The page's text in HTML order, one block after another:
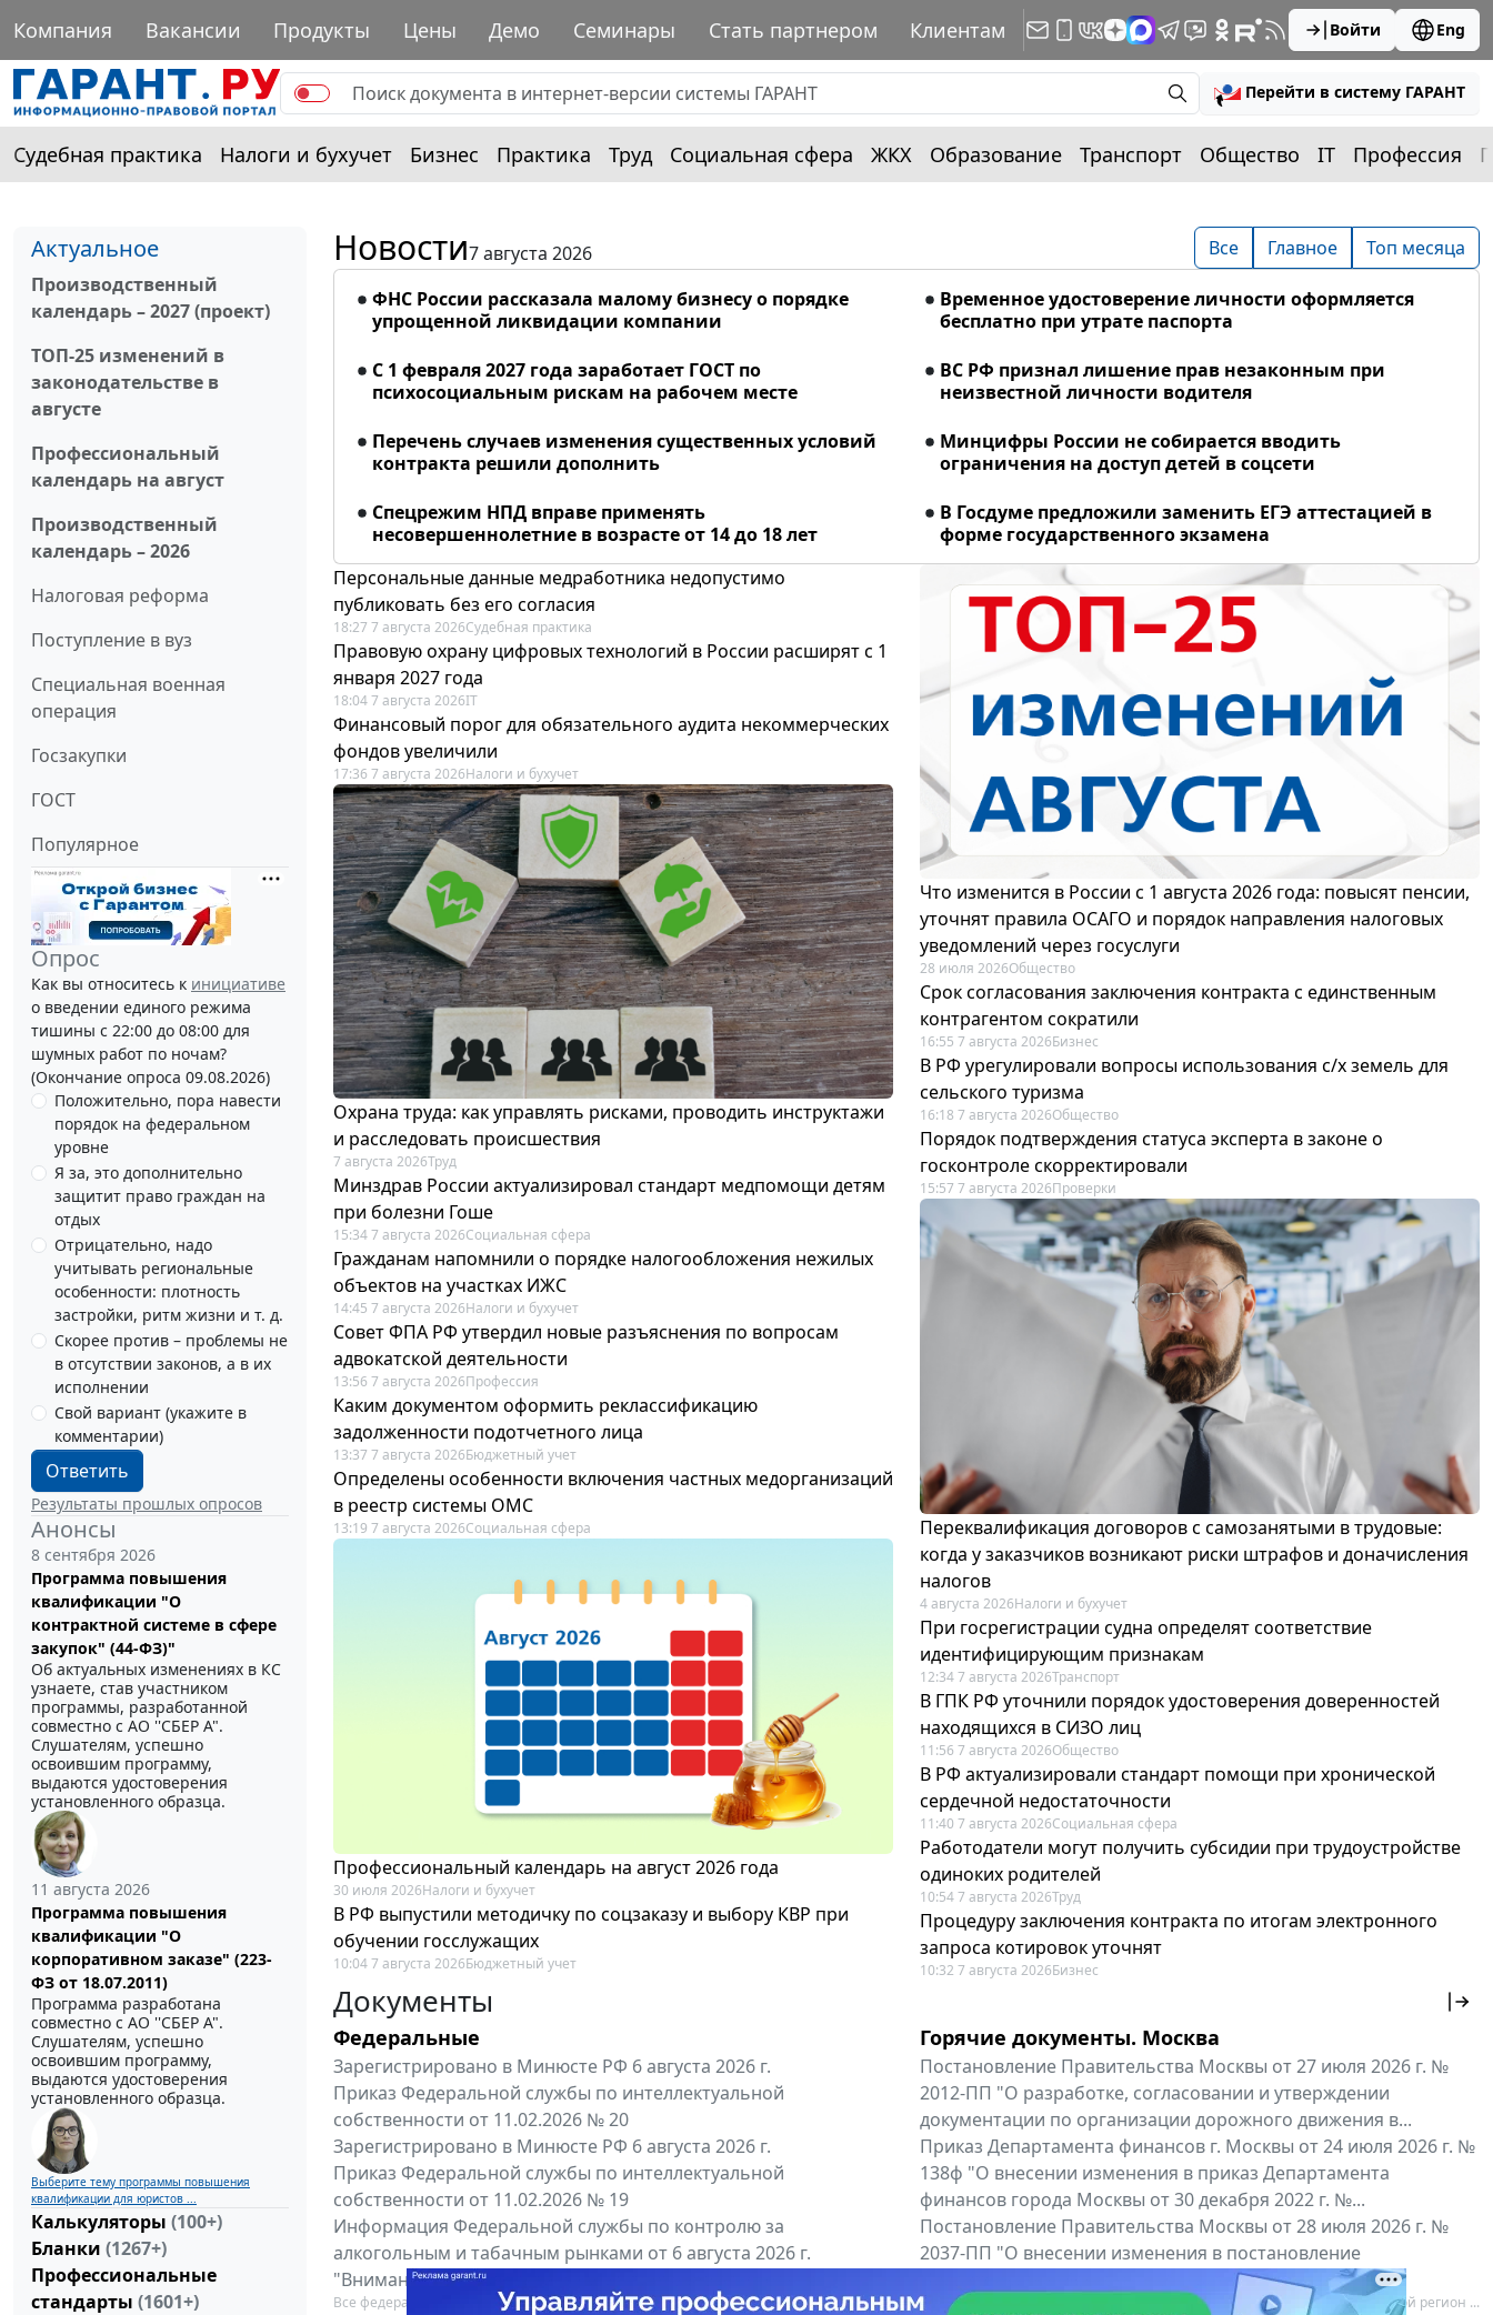
Компания Вакансии Продукты Цены Демо Семинары Стать партнером Клиентам Войти Eng
Перейти в систему ГАРАНТ
Судебная практика Налоги и бухучет Бизнес Практика Труд Социальная сфера ЖКХ Образование Транспорт Общество IT Профессия
Актуальное
Производственный
календарь – 2027 (проект)
ТОП-25 изменений в
законодательстве в
августе
Профессиональный
календарь на август
Производственный
календарь – 2026
Налоговая реформа
Поступление в вуз
Специальная военная
операция
Госзакупки
ГОСТ
Популярное
Опрос
Как вы относитесь к инициативе
о введении единого режима
тишины с 22:00 до 08:00 для
шумных работ по ночам?
(Окончание опроса 09.08.2026)
Положительно, пора навести
порядок на федеральном
уровне
Я за, это дополнительно
защитит право граждан на
отдых
Отрицательно, надо
учитывать региональные
особенности: плотность
застройки, ритм жизни и т. д.
Скорее против – проблемы не
в отсутствии законов, а в их
исполнении
Свой вариант (укажите в
комментарии)
Ответить
Результаты прошлых опросов
Анонсы
8 сентября 2026
Программа повышения
квалификации "О
контрактной системе в сфере
закупок" (44-ФЗ)"
Об актуальных изменениях в КС
узнаете, став участником
программы, разработанной
совместно с АО ''СБЕР А".
Слушателям, успешно
освоившим программу,
выдаются удостоверения
установленного образца.
11 августа 2026
Программа повышения
квалификации "О
корпоративном заказе" (223-
ФЗ от 18.07.2011)
Программа разработана
совместно с АО ''СБЕР А".
Слушателям, успешно
освоившим программу,
выдаются удостоверения
установленного образца.
Выберите тему программы повышения
квалификации для юристов ...
Калькуляторы (100+)
Бланки (1267+)
Профессиональные
стандарты (1601+)
Новости7 августа 2026 Все Главное Топ месяца
ФНС России рассказала малому бизнесу о порядке
упрощенной ликвидации компании
Временное удостоверение личности оформляется
бесплатно при утрате паспорта
С 1 февраля 2027 года заработает ГОСТ по
психосоциальным рискам на рабочем месте
ВС РФ признал лишение прав незаконным при
неизвестной личности водителя
Перечень случаев изменения существенных условий
контракта решили дополнить
Минцифры России не собирается вводить
ограничения на доступ детей в соцсети
Спецрежим НПД вправе применять
несовершеннолетние в возрасте от 14 до 18 лет
В Госдуме предложили заменить ЕГЭ аттестацией в
форме государственного экзамена
Персональные данные медработника недопустимо
публиковать без его согласия
18:27 7 августа 2026Судебная практика
Правовую охрану цифровых технологий в России расширят с 1
января 2027 года
18:04 7 августа 2026IT
Финансовый порог для обязательного аудита некоммерческих
фондов увеличили
17:36 7 августа 2026Налоги и бухучет
Охрана труда: как управлять рисками, проводить инструктажи
и расследовать происшествия
7 августа 2026Труд
Минздрав России актуализировал стандарт медпомощи детям
при болезни Гоше
15:34 7 августа 2026Социальная сфера
Гражданам напомнили о порядке налогообложения нежилых
объектов на участках ИЖС
14:45 7 августа 2026Налоги и бухучет
Совет ФПА РФ утвердил новые разъяснения по вопросам
адвокатской деятельности
13:56 7 августа 2026Профессия
Каким документом оформить реклассификацию
задолженности подотчетного лица
13:37 7 августа 2026Бюджетный учет
Определены особенности включения частных медорганизаций
в реестр системы ОМС
13:19 7 августа 2026Социальная сфера
Профессиональный календарь на август 2026 года
30 июля 2026Налоги и бухучет
В РФ выпустили методичку по соцзаказу и выбору КВР при
обучении госслужащих
10:04 7 августа 2026Бюджетный учет
Что изменится в России с 1 августа 2026 года: повысят пенсии,
уточнят правила ОСАГО и порядок направления налоговых
уведомлений через госуслуги
28 июля 2026Общество
Срок согласования заключения контракта с единственным
контрагентом сократили
16:55 7 августа 2026Бизнес
В РФ урегулировали вопросы использования с/х земель для
сельского туризма
16:18 7 августа 2026Общество
Порядок подтверждения статуса эксперта в законе о
госконтроле скорректировали
15:57 7 августа 2026Проверки
Переквалификация договоров с самозанятыми в трудовые:
когда у заказчиков возникают риски штрафов и доначисления
налогов
4 августа 2026Налоги и бухучет
При госрегистрации судна определят соответствие
идентифицирующим признакам
12:34 7 августа 2026Транспорт
В ГПК РФ уточнили порядок удостоверения доверенностей
находящихся в СИЗО лиц
11:56 7 августа 2026Общество
В РФ актуализировали стандарт помощи при хронической
сердечной недостаточности
11:40 7 августа 2026Социальная сфера
Работодатели могут получить субсидии при трудоустройстве
одиноких родителей
10:54 7 августа 2026Труд
Процедуру заключения контракта по итогам электронного
запроса котировок уточнят
10:32 7 августа 2026Бизнес
Документы
Федеральные
Зарегистрировано в Минюсте РФ 6 августа 2026 г.
Приказ Федеральной службы по интеллектуальной
собственности от 11.02.2026 № 20
Зарегистрировано в Минюсте РФ 6 августа 2026 г.
Приказ Федеральной службы по интеллектуальной
собственности от 11.02.2026 № 19
Информация Федеральной службы по контролю за
алкогольным и табачным рынками от 6 августа 2026 г.
"Вниманию производителей и импортёров алкогольной...
Все федеральные документы
Горячие документы. Москва
Постановление Правительства Москвы от 27 июля 2026 г. №
2012-ПП "О разработке, согласовании и утверждении
документации по организации дорожного движения в...
Приказ Департамента финансов г. Москвы от 24 июля 2026 г. №
138ф "О внесении изменения в приказ Департамента
финансов города Москвы от 30 декабря 2022 г. №...
Постановление Правительства Москвы от 28 июля 2026 г. №
2037-ПП "О внесении изменения в постановление
Правительства Москвы от 26 июля 2011 г. № 334-ПП"
Все региональные документы Мой регион ...